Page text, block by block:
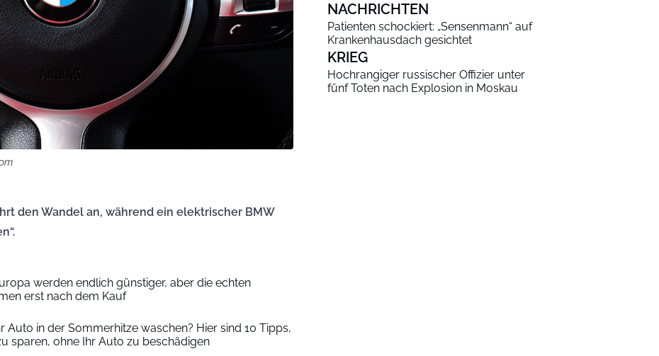
den Wandel an, während ein elektrischer BMW
werden endlich günstiger, aber die echten
erst nach dem Kauf
Auto in der Sommerhitze waschen? Hier sind 10 Tipps,
sparen, ohne Ihr Auto zu beschädigen
NACHRICHTEN
Patienten schockiert: „Sensenmann“ auf
Krankenhausdach gesichtet
KRIEG
Hochrangiger russischer Offizier unter
fünf Toten nach Explosion in Moskau